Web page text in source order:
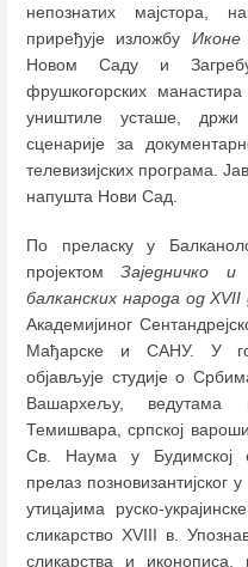
непознатих мајстора,
приређује изложбу Иконе
Новом Саду и
фрушкогорских
уништиле усташе,
сценарије за
телевизијских програма.
напушта Нови Сад.
По преласку у
пројектомЗаједничко
балканских народа од XVII
Академијиног
Мађарске и САНУ. У
објављује студије о
Вашархељу,
Темишвара, српској
Св. Наума у Будимској
прелаз позновизантијског
утицајима руско-
сликарство XVIII в.
сликарства и